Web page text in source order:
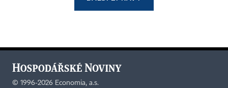
© 1996-2026 Economia, a.s.